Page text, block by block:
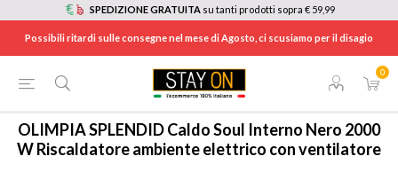
SPEDIZIONE GRATUITA su tanti prodotti sopra € 59,99
Possibili ritardi sulle consegne nel mese di Agosto, ci scusiamo per il disagio
0
HOME ELETTRODOMESTICI / RISCALDAMENTO CALDOSOUL
OLIMPIA SPLENDIDCaldo Soul Interno Nero 2000
W Riscaldatore ambiente elettrico con ventilatore